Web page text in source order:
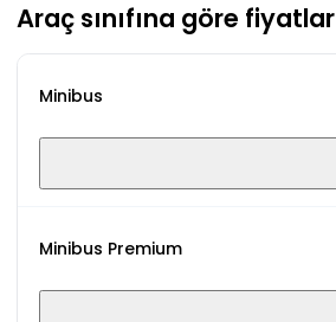
Araç sınıfına göre fiyatlar
Minibus
Minibus Premium